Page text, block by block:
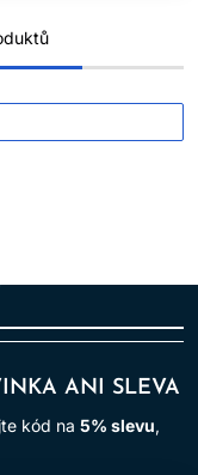
ANI SLEVA
kód na 5% slevu,